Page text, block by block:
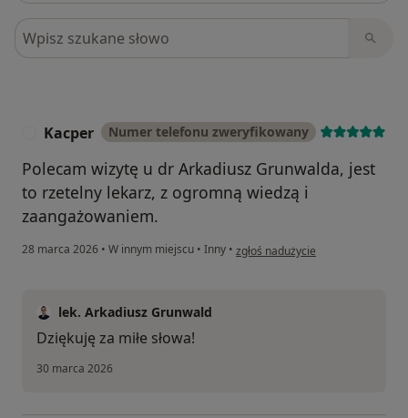
Szukaj w opiniach
Kacper Numer telefonu zweryfikowany
Polecam wizytę u dr Arkadiusz Grunwalda, jest
to rzetelny lekarz, z ogromną wiedzą i
zaangażowaniem.
28 marca 2026 • W innym miejscu • Inny • w opinii użytkownika Kacper
zgłoś nadużycie
lek. Arkadiusz Grunwald
Dziękuję za miłe słowa!
30 marca 2026